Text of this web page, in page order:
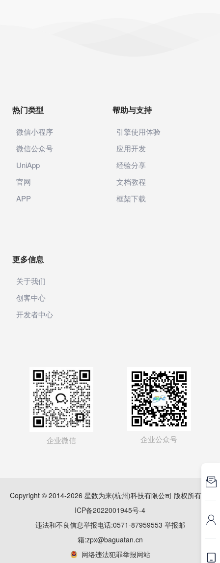
热门类型
微信小程序
微信公众号
UniApp
官网
APP
帮助与支持
引擎使用体验
应用开发
经验分享
文档教程
框架下载
更多信息
关于我们
创客中心
开发者中心
企业微信 企业公众号
Copyright © 2014-2026 星数为来(杭州)科技有限公司 版权所有
ICP备2022001945号-4
违法和不良信息举报电话:0571-87959553 举报邮
箱:zpx@baguatan.cn
网络违法犯罪举报网站


